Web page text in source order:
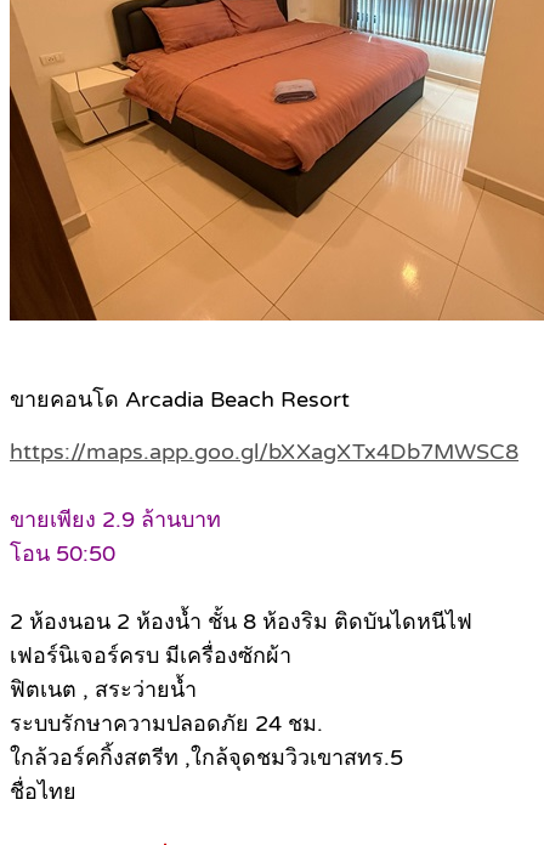
ขายคอนโด Arcadia Beach Resort
https://maps.app.goo.gl/bXXagXTx4Db7MWSC8
ขายเพียง 2.9 ล้านบาท
โอน 50:50
2 ห้องนอน 2 ห้องน้ำ ชั้น 8 ห้องริม ติดบันไดหนีไฟ
เฟอร์นิเจอร์ครบ มีเครื่องซักผ้า
ฟิตเนต , สระว่ายน้ำ
ระบบรักษาความปลอดภัย 24 ชม.
ใกล้วอร์คกิ้งสตรีท ,ใกล้จุดชมวิวเขาสทร.5
ชื่อไทย